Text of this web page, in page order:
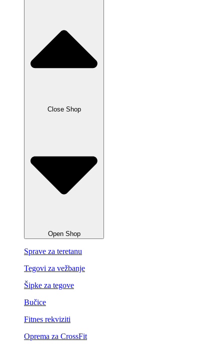
Close Shop
Open Shop
Sprave za teretanu
Tegovi za vežbanje
Šipke za tegove
Bučice
Fitnes rekviziti
Oprema za CrossFit